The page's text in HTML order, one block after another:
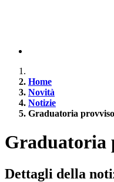
Home
Novità
Notizie
Graduatoria
Graduatoria
Dettagli della